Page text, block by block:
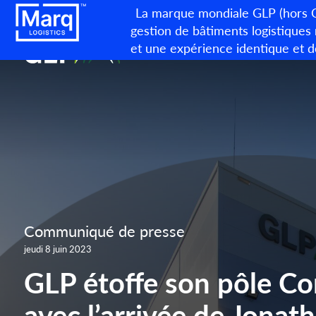
La marque mondiale GLP (hors
gestion de bâtiments
et une expérience identique et
Communiqué de presse
jeudi 8 juin 2023
GLP étoffe son pôle